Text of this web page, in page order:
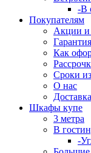
-В
Покупателям
Акции и
Гарантия
Как
Сроки
О нас
Шкафы купе
3 метра
В
-